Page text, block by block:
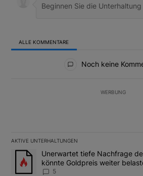
ALLE KOMMENTARE
Noch keine
WERBUNG
AKTIVE UNTERHALTUNGEN
Das Folgende ist eine Liste der am
Ein Trendartikel mit dem Titel
Unerwartet tiefe Nachfrage
könnte Goldpreis weiter
5